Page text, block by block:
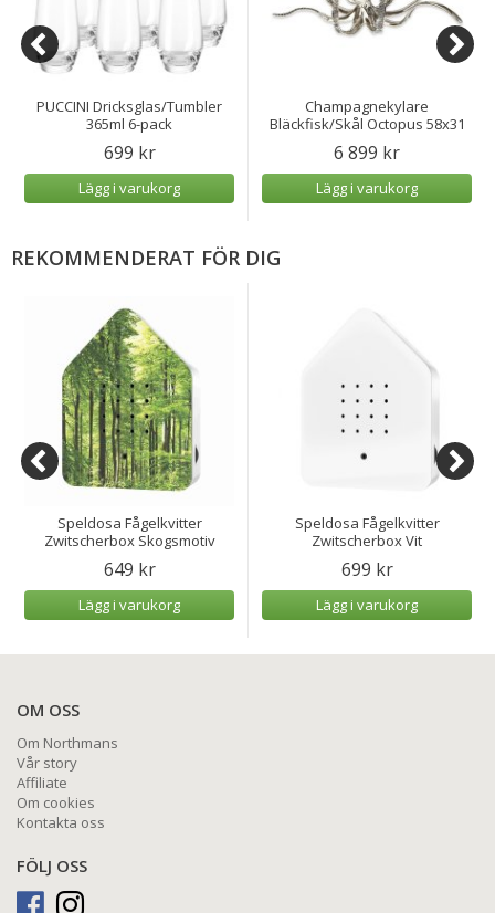
PUCCINI Dricksglas/Tumbler
365ml 6-pack
699 kr
Lägg i varukorg
Champagnekylare
Bläckfisk/Skål Octopus 58x31
cm
6 899 kr
Lägg i varukorg
REKOMMENDERAT FÖR DIG
Speldosa Fågelkvitter
Zwitscherbox Skogsmotiv
649 kr
Lägg i varukorg
Speldosa Fågelkvitter
Zwitscherbox Vit
699 kr
Lägg i varukorg
OM OSS
Om Northmans
Vår story
Affiliate
Om cookies
Kontakta oss
FÖLJ OSS